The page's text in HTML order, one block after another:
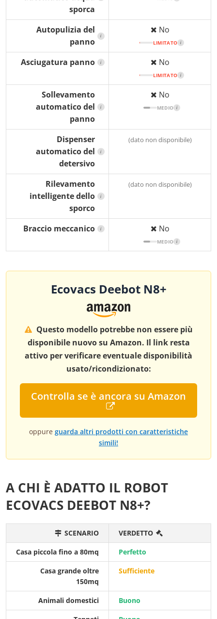
sporca
Autopulizia del
panno
i
No
LIMITATO i
Asciugatura panno i No
LIMITATO i
Sollevamento
automatico del
panno
i
No
MEDIO i
Dispenser
automatico del
detersivo
i
(dato non disponibile)
Rilevamento
intelligente dello
sporco
i
(dato non disponibile)
Braccio meccanico i No
MEDIO i
Ecovacs Deebot N8+
Questo modello potrebbe non essere più
disponibile nuovo su Amazon. Il link resta
attivo per verificare eventuale disponibilità
usato/ricondizionato:
Controlla se è ancora su Amazon
oppure guarda altri prodotti con caratteristiche
simili!
A CHI È ADATTO IL ROBOT
ECOVACS DEEBOT N8+?
SCENARIO VERDETTO
Casa piccola fino a 80mq Perfetto
Casa grande oltre
150mq
Sufficiente
Animali domestici Buono